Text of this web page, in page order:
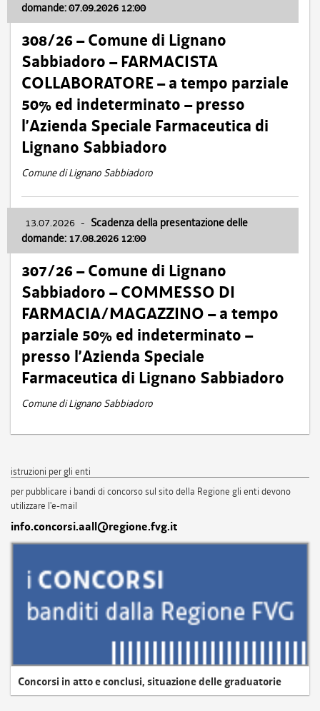
domande: 07.09.2026 12:00
308/26 – Comune di Lignano
Sabbiadoro – FARMACISTA
COLLABORATORE – a tempo parziale
50% ed indeterminato – presso
l’Azienda Speciale Farmaceutica di
Lignano Sabbiadoro
Comune di Lignano Sabbiadoro
13.07.2026 - Scadenza della presentazione delle
domande: 17.08.2026 12:00
307/26 – Comune di Lignano
Sabbiadoro – COMMESSO DI
FARMACIA/MAGAZZINO – a tempo
parziale 50% ed indeterminato –
presso l’Azienda Speciale
Farmaceutica di Lignano Sabbiadoro
Comune di Lignano Sabbiadoro
istruzioni per gli enti
per pubblicare i bandi di concorso sul sito della Regione gli enti devono
utilizzare l'e-mail
info.concorsi.aall@regione.fvg.it
Concorsi in atto e conclusi, situazione delle graduatorie